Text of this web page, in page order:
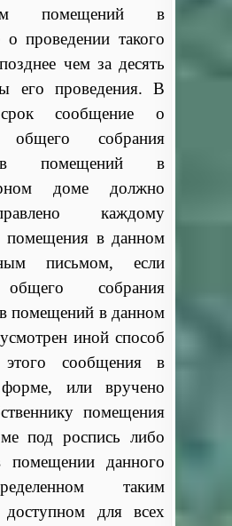
помещений в
проведении такого
чем за десять
его проведения. В
сообщение о
общего собрания
помещений в
доме должно
каждому
помещения в данном
письмом, если
собрания
помещений в данном
иной способ
этого сообщения в
или вручено
помещения
под роспись либо
помещении данного
таким
для всех